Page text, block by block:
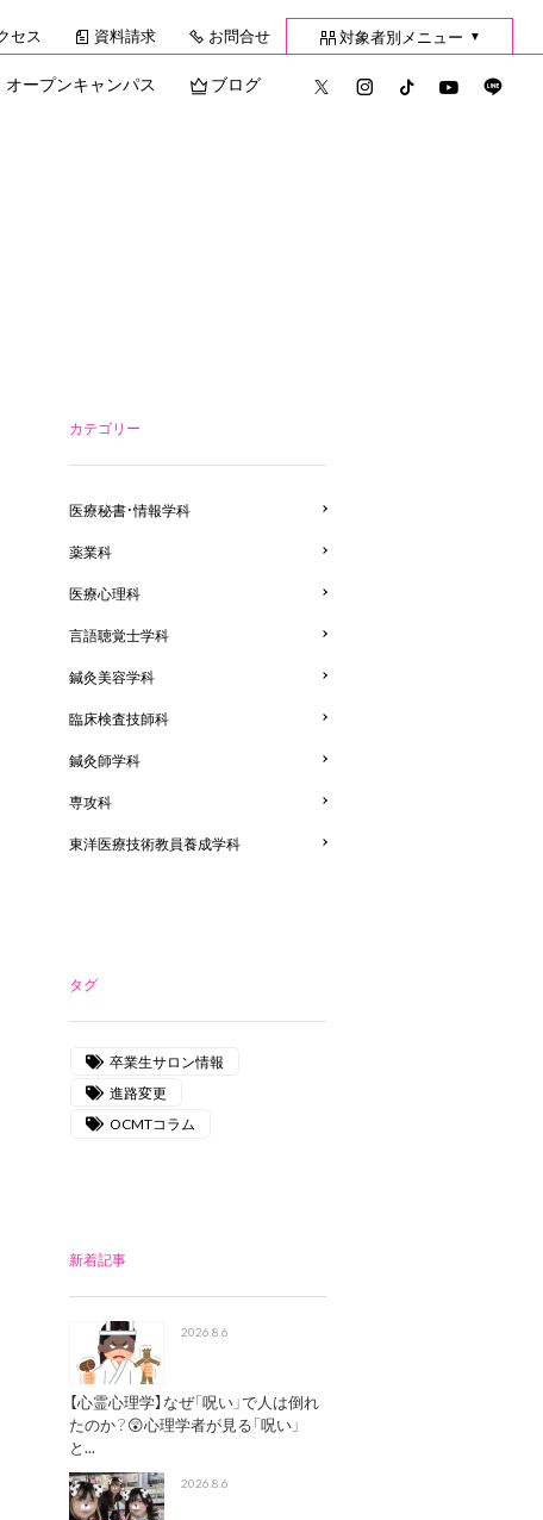
セス 資料請求 お問合せ 対象者別メニュー ▼
オープンキャンパス ブログ
カテゴリー
医療秘書・情報学科
薬業科
医療心理科
言語聴覚士学科
鍼灸美容学科
臨床検査技師科
鍼灸師学科
専攻科
東洋医療技術教員養成学科
タグ
卒業生サロン情報
進路変更
OCMTコラム
新着記事
2026.8.6
【心霊心理学】なぜ「呪い」で人は倒れ
たのか？😲心理学者が見る「呪い」
と...
2026.8.6